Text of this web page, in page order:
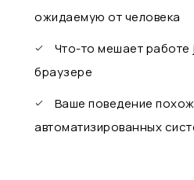
ожидаемую от человека
Что-то мешает
браузере
Ваше поведение
автоматизированных